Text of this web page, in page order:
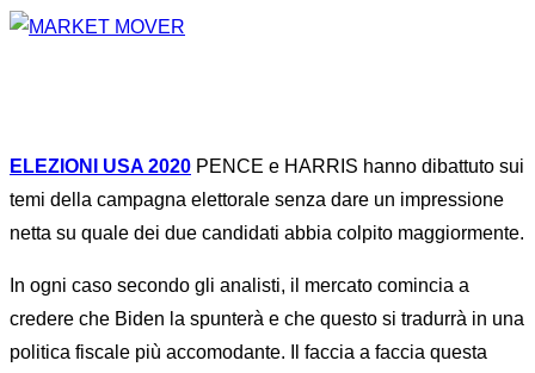
ELEZIONI USA 2020 PENCE e HARRIS hanno dibattuto sui
temi della campagna elettorale senza dare un impressione
netta su quale dei due candidati abbia colpito maggiormente.
In ogni caso secondo gli analisti, il mercato comincia a
credere che Biden la spunterà e che questo si tradurrà in una
politica fiscale più accomodante. Il faccia a faccia questa